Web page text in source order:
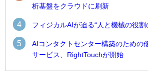
析基盤をクラウドに刷新
4 フィジカルAIが迫る“人と機械の役割
5
AIコンタクトセンター構築のための
サービス、RightTouchが開始